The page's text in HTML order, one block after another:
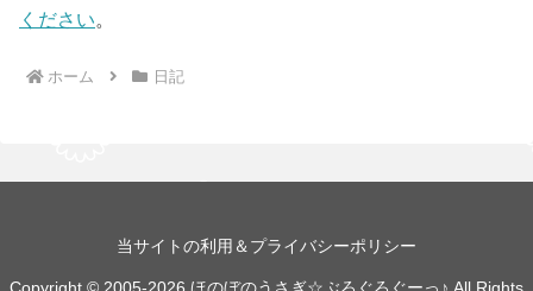
ください。
ホーム 日記
当サイトの利用＆プライバシーポリシー